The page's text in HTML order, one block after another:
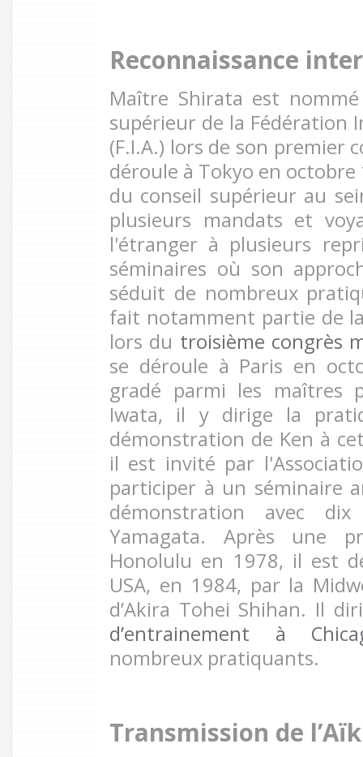
Reconnaissance
Maître Shirata est
supérieur de la Fédération
(F.I.A.) lors de son premier
déroule à Tokyo en
du conseil supérieur au
plusieurs mandats et
l'étranger à plusieurs
séminaires où son
séduit de nombreux
fait notamment partie de
lors du troisième congrès
se déroule à Paris en
gradé parmi les maîtres
Iwata, il y dirige la
démonstration de Ken à
il est invité par
participer à un séminaire
démonstration avec
Yamagata. Après une
Honolulu en 1978, il est
USA, en 1984, par la
d’Akira Tohei Shihan. Il
d’entrainement à
nombreux pratiquants.
Transmission de